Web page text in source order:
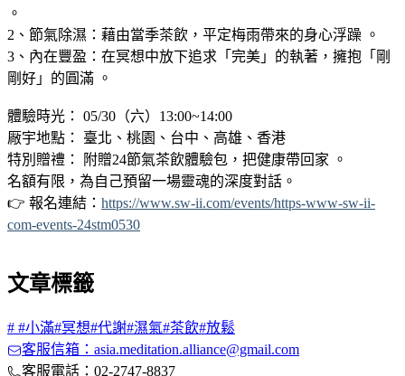
。
2、節氣除濕：藉由當季茶飲，平定梅雨帶來的身心浮躁 。
3、內在豐盈：在冥想中放下追求「完美」的執著，擁抱「剛
剛好」的圓滿 。
體驗時光： 05/30（六）13:00~14:00
厰宇地點： 臺北、桃園、台中、高雄、香港
特別贈禮： 附贈24節氣茶飲體驗包，把健康帶回家 。
名額有限，為自己預留一場靈魂的深度對話。
👉 報名連結： https://www.sw-ii.com/events/https-www-sw-ii-
com-events-24stm0530
文章標籤
# #小滿#冥想#代謝#濕氣#茶飲#放鬆
客服信箱：asia.meditation.alliance@gmail.com
客服電話：02-2747-8837